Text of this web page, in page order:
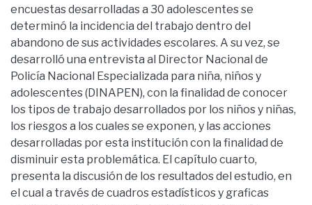
encuestas desarrolladas a 30 adolescentes se
determinó la incidencia del trabajo dentro del
abandono de sus actividades escolares. A su vez, se
desarrolló una entrevista al Director Nacional de
Policía Nacional Especializada para niña, niños y
adolescentes (DINAPEN), con la finalidad de conocer
los tipos de trabajo desarrollados por los niños y niñas,
los riesgos a los cuales se exponen, y las acciones
desarrolladas por esta institución con la finalidad de
disminuir esta problemática. El capítulo cuarto,
presenta la discusión de los resultados del estudio, en
el cual a través de cuadros estadísticos y graficas